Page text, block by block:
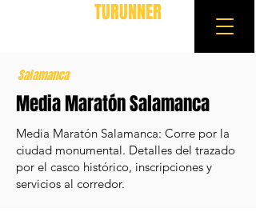
TURUNNER
Salamanca
Media Maratón Salamanca
Media Maratón Salamanca: Corre por la
ciudad monumental. Detalles del trazado
por el casco histórico, inscripciones y
servicios al corredor.